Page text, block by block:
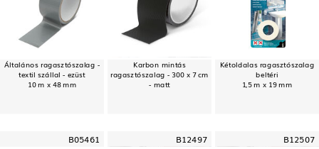
Általános ragasztószalag -
textil szállal - ezüst
10 m x 48 mm
Karbon mintás
ragasztószalag - 300 x 7 cm
- matt
Kétoldalas ragasztószalag
beltéri
1,5 m x 19 mm
B05461 B12497 B12507